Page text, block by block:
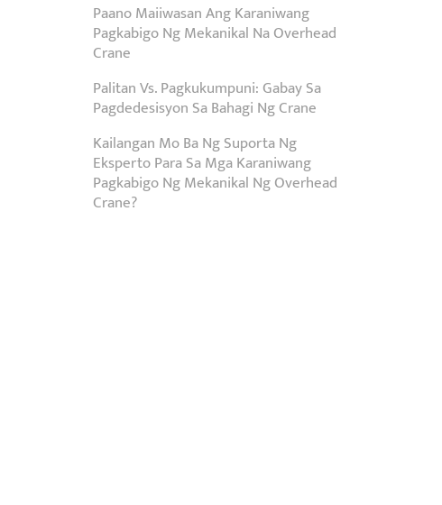
Paano Maiiwasan Ang Karaniwang
Pagkabigo Ng Mekanikal Na Overhead
Crane
Palitan Vs. Pagkukumpuni: Gabay Sa
Pagdedesisyon Sa Bahagi Ng Crane
Kailangan Mo Ba Ng Suporta Ng
Eksperto Para Sa Mga Karaniwang
Pagkabigo Ng Mekanikal Ng Overhead
Crane?